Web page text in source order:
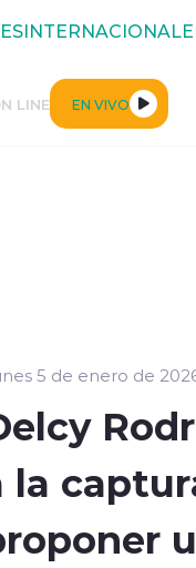
INTERNACIONAL
LINE EN VIVO
5 de enero de
la